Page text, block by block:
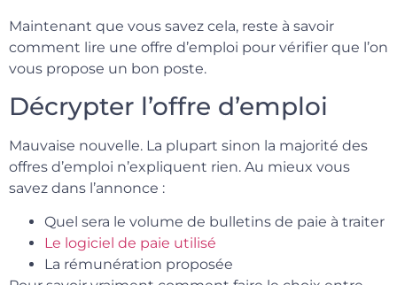
Maintenant que vous savez cela, reste à savoir
comment lire une offre d’emploi pour vérifier que l’on
vous propose un bon poste.
Décrypter l’offre d’emploi
Mauvaise nouvelle. La plupart sinon la majorité des
offres d’emploi n’expliquent rien. Au mieux vous
savez dans l’annonce :
Quel sera le volume de bulletins de paie à traiter
Le logiciel de paie utilisé
La rémunération proposée